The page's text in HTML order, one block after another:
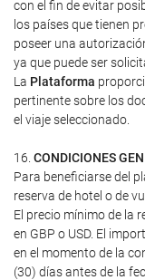
con el fin de evitar
los países que tienen
poseer una
ya que puede ser
La Plataforma
pertinente sobre los
el viaje seleccionado.
16. CONDICIONES
Para beneficiarse del
reserva de hotel o de
El precio mínimo de la
en GBP o USD. El
en el momento de la
(30) días antes de la